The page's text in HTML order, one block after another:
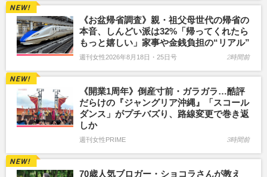
《お盆帰省調査》親・祖父母世代の帰省の
本音、しんどい派は32%「帰ってくれたら
もっと嬉しい」家事や金銭負担の“リアル”
週刊女性2026年8月18日・25日号 2時間前
《開業1周年》倒産寸前・ガラガラ…酷評
だらけの『ジャングリア沖縄』「スコール
ダンス」がプチバズり、路線変更で巻き返
しか
週刊女性PRIME 3時間前
70歳人気ブロガー・ショコラさんが教え